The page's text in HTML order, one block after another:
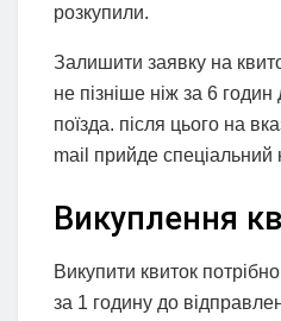
розкупили.
Залишити заявку на
не пізніше ніж за 6
поїзда. після цього на
mail прийде спеціальний
Викуплення
Викупити квиток
за 1 годину до